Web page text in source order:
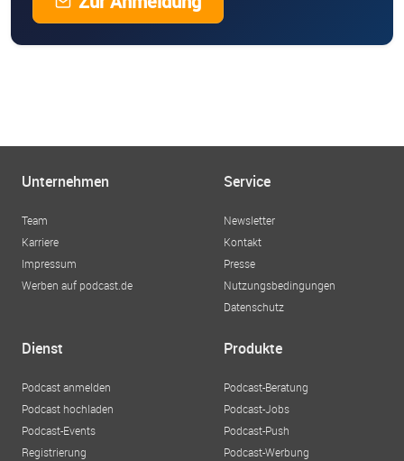
Unternehmen
Team
Karriere
Impressum
Werben auf podcast.de
Service
Newsletter
Kontakt
Presse
Nutzungsbedingungen
Datenschutz
Dienst
Podcast anmelden
Podcast hochladen
Podcast-Events
Registrierung
Produkte
Podcast-Beratung
Podcast-Jobs
Podcast-Push
Podcast-Werbung